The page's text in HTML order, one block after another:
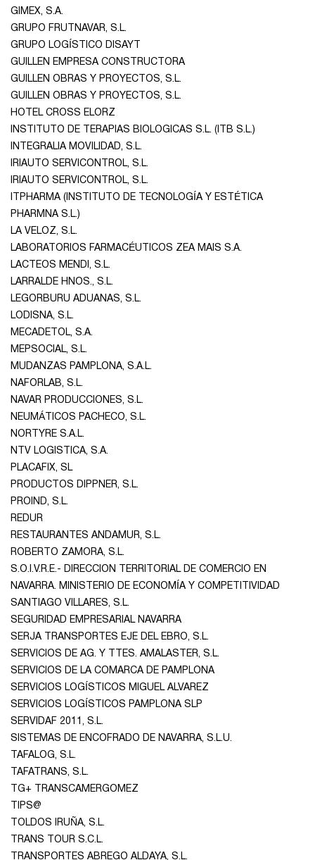
GIMEX, S.A.
GRUPO FRUTNAVAR, S.L.
GRUPO LOGÍSTICO DISAYT
GUILLEN EMPRESA CONSTRUCTORA
GUILLEN OBRAS Y PROYECTOS, S.L.
GUILLEN OBRAS Y PROYECTOS, S.L.
HOTEL CROSS ELORZ
INSTITUTO DE TERAPIAS BIOLOGICAS S.L. (ITB S.L.)
INTEGRALIA MOVILIDAD, S.L.
IRIAUTO SERVICONTROL, S.L.
IRIAUTO SERVICONTROL, S.L.
ITPHARMA (INSTITUTO DE TECNOLOGÍA Y ESTÉTICA
PHARMNA S.L.)
LA VELOZ, S.L.
LABORATORIOS FARMACÉUTICOS ZEA MAIS S.A.
LACTEOS MENDI, S.L.
LARRALDE HNOS., S.L.
LEGORBURU ADUANAS, S.L.
LODISNA, S.L.
MECADETOL, S.A.
MEPSOCIAL, S.L.
MUDANZAS PAMPLONA, S.A.L.
NAFORLAB, S.L.
NAVAR PRODUCCIONES, S.L.
NEUMÁTICOS PACHECO, S.L.
NORTYRE S.A.L.
NTV LOGISTICA, S.A.
PLACAFIX, SL
PRODUCTOS DIPPNER, S.L.
PROIND, S.L.
REDUR
RESTAURANTES ANDAMUR, S.L.
ROBERTO ZAMORA, S.L.
S.O.I.V.R.E.- DIRECCION TERRITORIAL DE COMERCIO EN
NAVARRA. MINISTERIO DE ECONOMÍA Y COMPETITIVIDAD
SANTIAGO VILLARES, S.L.
SEGURIDAD EMPRESARIAL NAVARRA
SERJA TRANSPORTES EJE DEL EBRO, S.L.
SERVICIOS DE AG. Y TTES. AMALASTER, S.L.
SERVICIOS DE LA COMARCA DE PAMPLONA
SERVICIOS LOGÍSTICOS MIGUEL ALVAREZ
SERVICIOS LOGÍSTICOS PAMPLONA SLP
SERVIDAF 2011, S.L.
SISTEMAS DE ENCOFRADO DE NAVARRA, S.L.U.
TAFALOG, S.L.
TAFATRANS, S.L.
TG+ TRANSCAMERGOMEZ
TIPS@
TOLDOS IRUÑA, S.L.
TRANS TOUR S.C.L.
TRANSPORTES ABREGO ALDAYA, S.L.